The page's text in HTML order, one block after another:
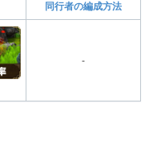
同行者の編成方法
-